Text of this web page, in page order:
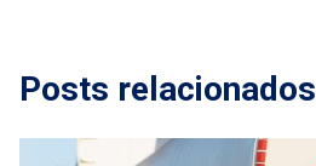
Posts relacionados